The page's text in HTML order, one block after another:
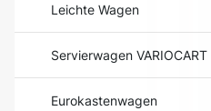
Leichte Wagen
Servierwagen VARIOCART
Eurokastenwagen